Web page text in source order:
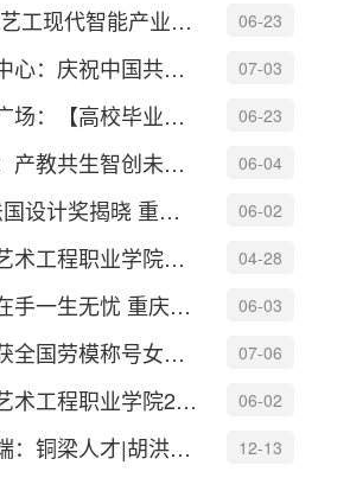
央广网：华为-艺工现代智能产业学院赋能数字人才培养 06-23
铜梁区融媒体中心：庆祝中国共产党成立105周年｜重庆艺术工程职业学... 07-03
重庆铜梁万达广场：【高校毕业展】以“境生万象”之名，见证青年设... 06-23
今日头条视频：产教共生智创未来——重庆艺术工程职业学院2026年产... 06-04
华龙网:2026法国设计奖揭晓 重庆建筑设计摘得一金一银 06-02
光明网：重庆艺术工程职业学院发布《邱少云交响组曲》 04-28
华龙网：一技在手一生无忧 重庆艺术工程职业学院艺术教育学院职业... 06-03
新华社：首位获全国劳模称号女外卖员 “95后”姑娘廖泽萌的“飞驰人生 07-06
央广网：重庆艺术工程职业学院2026产教融合活动月启动 06-02
重庆日报客户端：铜梁人才|胡洪：用巧手裁剪时尚把热爱变成事业 12-13